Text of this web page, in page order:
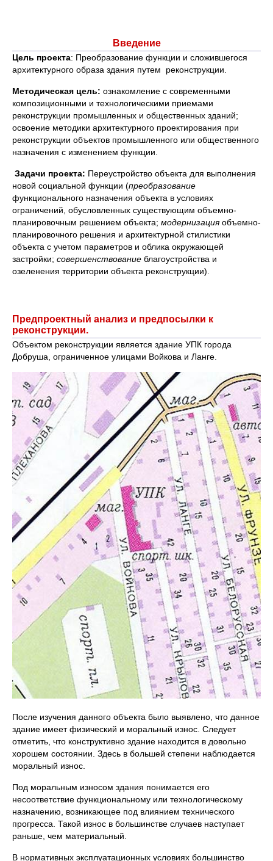
Введение
Цель проекта: Преобразование функции и сложившегося
архитектурного образа здания путем реконструкции.
Методическая цель: ознакомление с современными
композиционными и технологическими приемами
реконструкции промышленных и общественных зданий;
освоение методики архитектурного проектирования при
реконструкции объектов промышленного или общественного
назначения с изменением функции.
Задачи проекта: Переустройство объекта для выполнения
новой социальной функции (преобразование
функционального назначения объекта в условиях
ограничений, обусловленных существующим объемно-
планировочным решением объекта; модернизацияобъемно-
планировочного решения и архитектурной стилистики
объекта с учетом параметров и облика окружающей
застройки; совершенствование благоустройства и
озеленения территории объекта реконструкции).
Предпроектный анализ и предпосылки к
реконструкции.
Объектом реконструкции является здание УПК города
Добруша, ограниченное улицами Войкова и Ланге.
После изучения данного объекта было выявлено, что данное
здание имеет физический и моральный износ. Следует
отметить, что конструктивно здание находится в довольно
хорошем состоянии. Здесь в большей степени наблюдается
моральный износ.
Под моральным износом здания понимается его
несоответствие функциональному или технологическому
назначению, возникающее под влиянием технического
прогресса. Такой износ в большинстве случаев наступает
раньше, чем материальный.
В нормативных эксплуатационных условиях большинство